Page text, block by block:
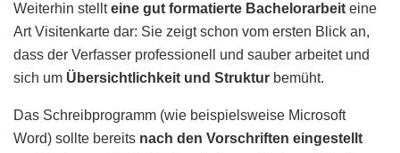
Weiterhin stellteine gut formatierte Bachelorarbeit eine
Art Visitenkarte dar: Sie zeigt schon vom ersten Blick an,
dass der Verfasser professionell und sauber arbeitet und
sich um Übersichtlichkeit und Struktur bemüht.
Das Schreibprogramm (wie beispielsweise Microsoft
Word) sollte bereits nach den Vorschriften eingestellt